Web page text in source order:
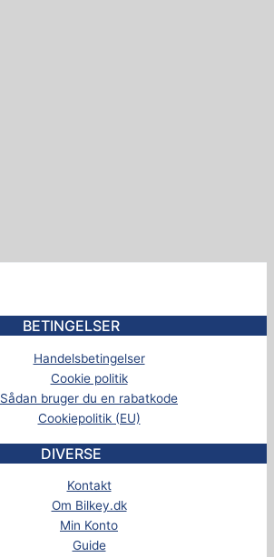
BETINGELSER
Handelsbetingelser
Cookie politik
Sådan bruger du en rabatkode
Cookiepolitik (EU)
DIVERSE
Kontakt
Om Bilkey.dk
Min Konto
Guide